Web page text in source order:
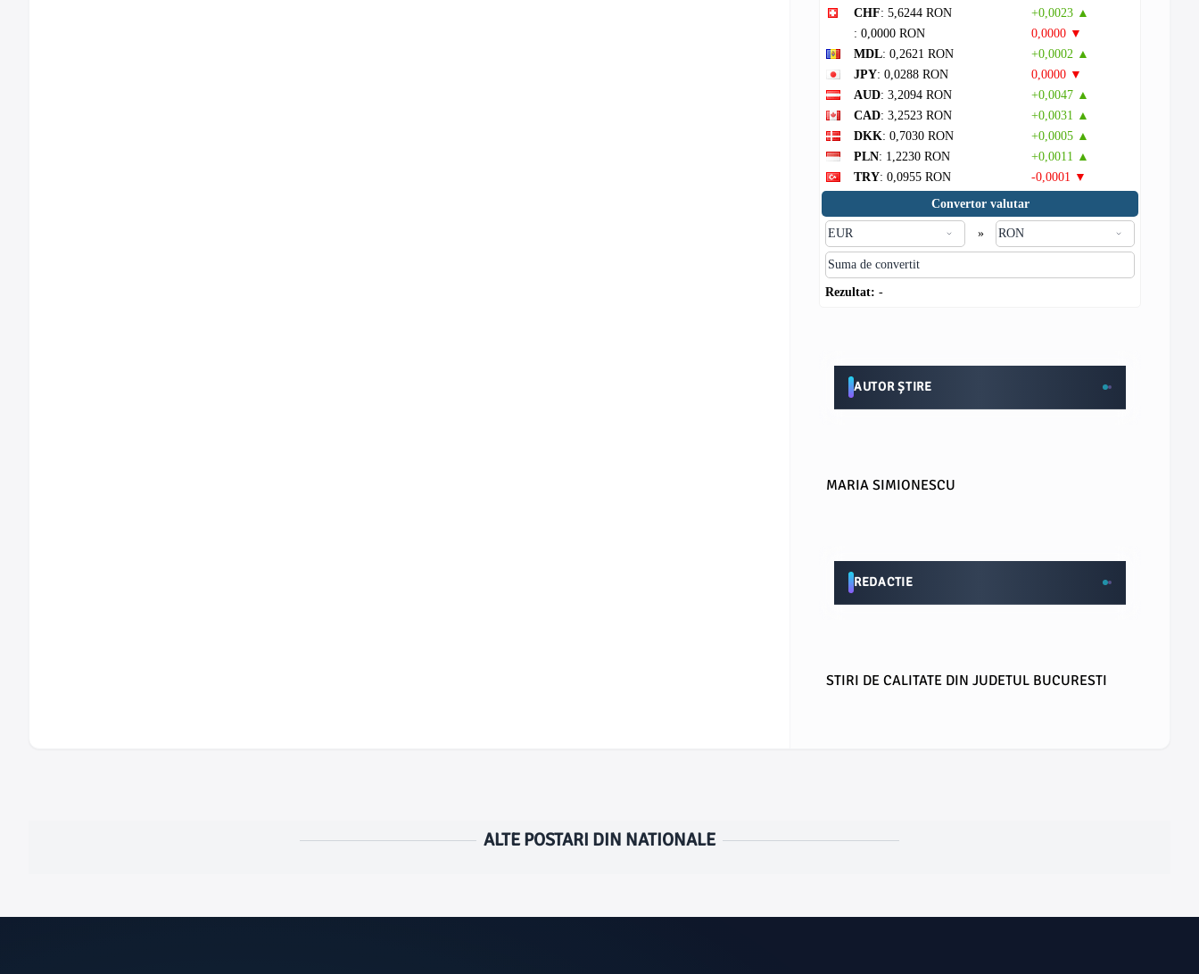
CHF: 5,6244 RON
+0,0023 ▲
: 0,0000 RON
0,0000 ▼
MDL: 0,2621 RON
+0,0002 ▲
JPY: 0,0288 RON
0,0000 ▼
AUD: 3,2094 RON
+0,0047 ▲
CAD: 3,2523 RON
+0,0031 ▲
DKK: 0,7030 RON
+0,0005 ▲
PLN: 1,2230 RON
+0,0011 ▲
TRY: 0,0955 RON
-0,0001 ▼
Convertor valutar
»
Rezultat: -
AUTOR ȘTIRE
MARIA SIMIONESCU
REDACTIE
STIRI DE CALITATE DIN JUDETUL BUCURESTI
ALTE POSTARI DIN NATIONALE